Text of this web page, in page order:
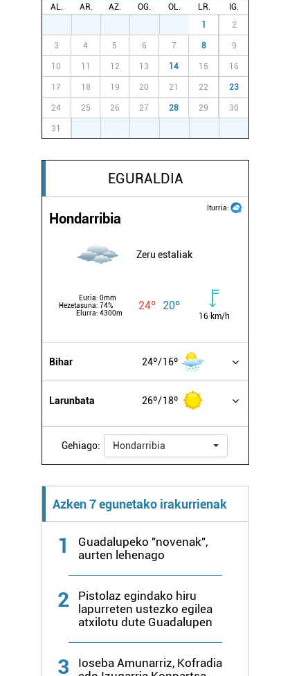
AL. AR. AZ. OG. OL. LR.
IG.
1 2
3 4 5 6 7 8 9
10 11 12 13 14 15 16
17 18 19 20 21 22 23
24 25 26 27 28 29 30
31
EGURALDIA
Iturria:
Hondarribia
Zeru estaliak
Euria: 0mm
Hezetasuna: 74%
Elurra: 4300m
24º 20º
16 km/h
Bihar 24º 16º
Larunbata 26º 18º
Gehiago: Hondarribia
Azken 7 egunetako irakurrienak
1
Guadalupeko "novenak",
aurten lehenago
2
Pistolaz egindako hiru
lapurreten ustezko egilea
atxilotu dute Guadalupen
3
Ioseba Amunarriz, Kofradia